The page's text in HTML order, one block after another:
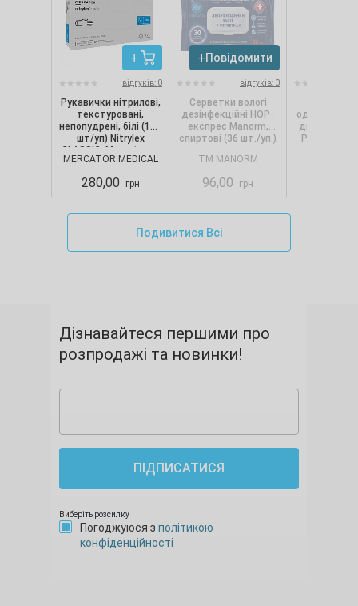
відгуків: 0
Рукавички нітрилові,
текстуровані,
непопудрені, білі (100
шт/уп) Nitrylex
CLASSIC, Mercator, р.
S
MERCATOR MEDICAL
280,00 грн
Повідомити
відгуків: 0
Серветки вологі
дезінфекційні НОР-
експрес Manorm,
спиртові (36 шт./уп.)
TM MANORM
96,00 грн
одношарові,
Pro.Extra,
Подивитися Всі
Дізнавайтеся першими про
розпродажі та новинки!
ПІДПИСАТИСЯ
Виберіть розсилку
Погоджуюся з політикою
конфіденційності